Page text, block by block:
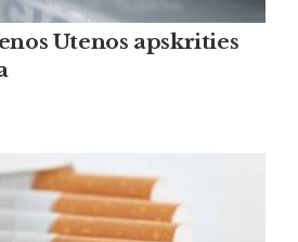
Utenos apskrities